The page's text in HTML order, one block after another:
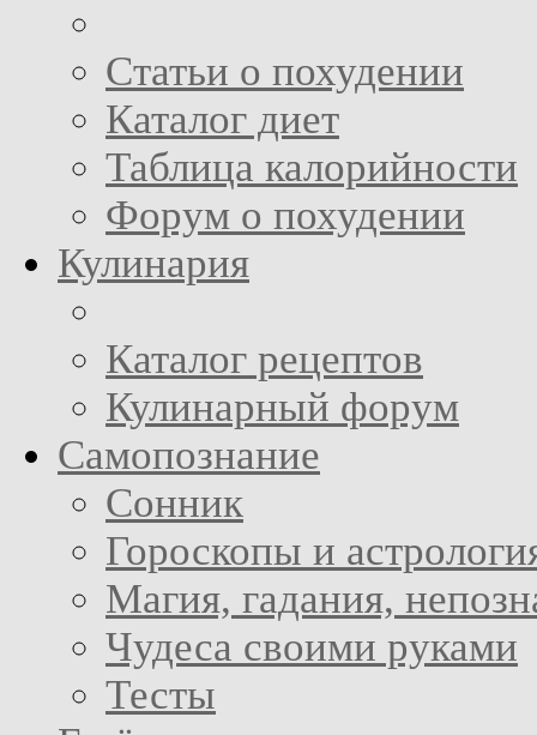
Статьи о похудении
Каталог диет
Таблица калорийности
Форум о похудении
Кулинария
Каталог рецептов
Кулинарный форум
Самопознание
Сонник
Гороскопы и
Магия, гадания,
Чудеса своими руками
Тесты